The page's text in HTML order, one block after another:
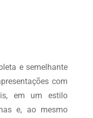
e semelhante
com
em um estilo
e, ao mesmo